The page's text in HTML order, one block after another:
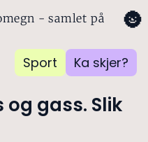
- samlet på
Sport Ka skjer?
🌚
gass. Slik